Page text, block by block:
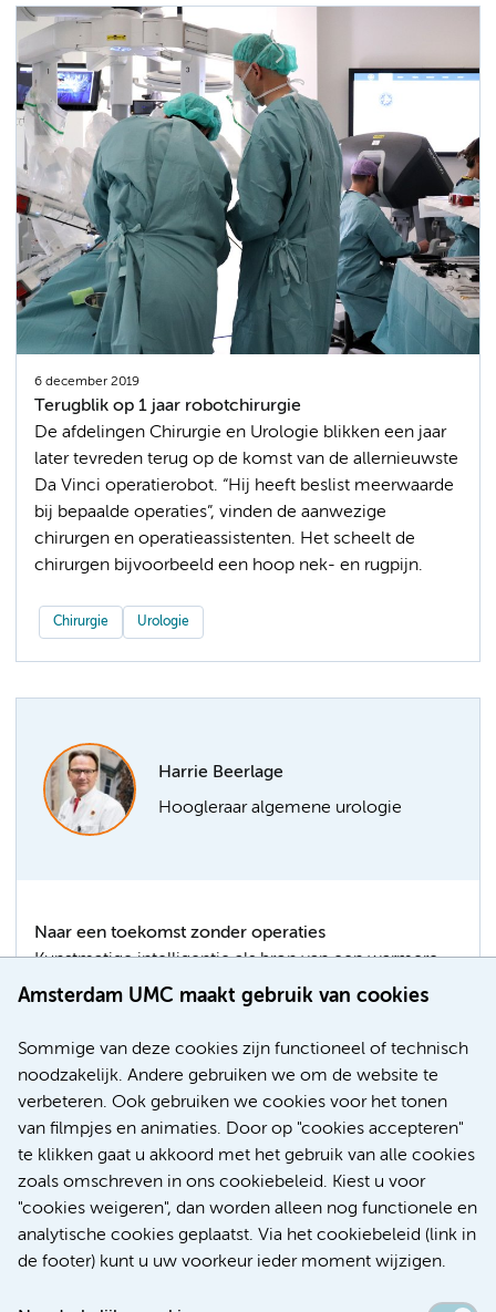
Amsterdam UMC maakt gebruik van cookies
Sommige van deze cookies zijn functioneel of technisch
noodzakelijk. Andere gebruiken we om de website te
verbeteren. Ook gebruiken we cookies voor het tonen
van filmpjes en animaties. Door op "cookies accepteren"
te klikken gaat u akkoord met het gebruik van alle cookies
zoals omschreven in ons cookiebeleid. Kiest u voor
"cookies weigeren", dan worden alleen nog functionele en
analytische cookies geplaatst. Via het cookiebeleid (link in
de footer) kunt u uw voorkeur ieder moment wijzigen.
6 december 2019
Terugblik op 1 jaar robotchirurgie
De afdelingen Chirurgie en Urologie blikken een jaar
later tevreden terug op de komst van de allernieuwste
Da Vinci operatierobot. “Hij heeft beslist meerwaarde
bij bepaalde operaties”, vinden de aanwezige
chirurgen en operatieassistenten. Het scheelt de
Chirurgie Urologie
Harrie Beerlage
Hoogleraar algemene urologie
Naar een toekomst zonder operaties
Kunstmatige intelligentie als bron van een warmere
relatie tussen dokter en patiënt. Hoogleraar algemene
toekomst. Want juist door technologische
vernieuwingen in de geneeskunde heeft de dokter
meer tijd voor zijn patiënt, stelt hij in zijn oratie die hij
begin juni uitsprak. Ook kunnen we toe met minder
operaties.
Hoogleraren Urologie Kunstmatige intelligentie (AI)